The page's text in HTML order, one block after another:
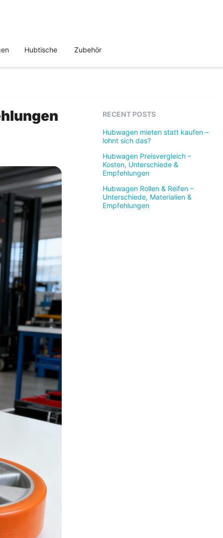
Hubtische Zubehör
RECENT POSTS
Hubwagen mieten statt kaufen –
lohnt sich das?
Hubwagen Preisvergleich –
Kosten, Unterschiede &
Empfehlungen
Hubwagen Rollen & Reifen –
Unterschiede, Materialien &
Empfehlungen